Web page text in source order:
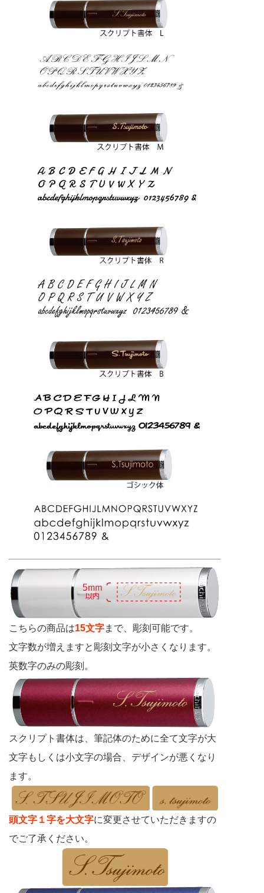
こちらの商品は15文字まで、彫刻可能です。
文字数が増えますと彫刻文字が小さくなります。
英数字のみの彫刻。
スクリプト書体は、筆記体のために全て文字が大
文字もしくは小文字の場合、デザインが悪くなり
ます。
頭文字１字を大文字に変更させていただきますの
でご了承ください。